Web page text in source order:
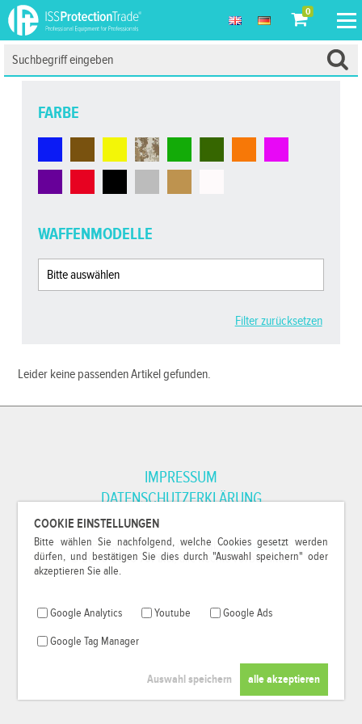
COOKIE EINSTELLUNGEN
Bitte wählen Sie nachfolgend, welche Cookies gesetzt werden
dürfen, und bestätigen Sie dies durch "Auswahl speichern" oder
akzeptieren Sie alle.
Google Analytics Youtube Google Ads
Google Tag Manager
0
FARBE
WAFFENMODELLE
Filter zurücksetzen
Leider keine passenden Artikel gefunden.
IMPRESSUM
DATENSCHUTZERKLÄRUNG
*Alle Preise inkl. MwSt. und zzgl.Versandkosten
© 2000-2026 79Pixel, alle Rechte vorbehalten.